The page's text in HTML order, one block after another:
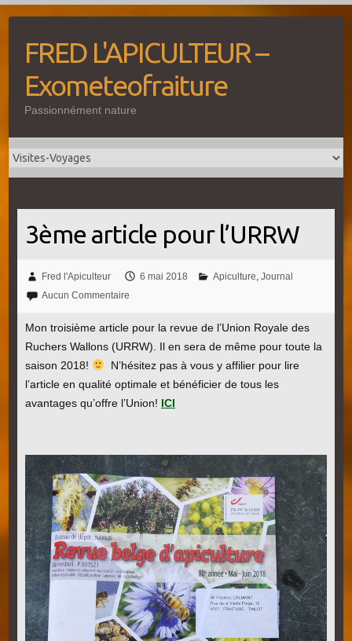
contentFRED L'APICULTEUR –
Exometeofraiture
Passionnément nature
3ème article pour l’URRW
Fred l'Apiculteur 6 mai 2018 Apiculture, Journal
Aucun Commentaire
Mon troisième article pour la revue de l’Union Royale des
Ruchers Wallons (URRW). Il en sera de même pour toute la
saison 2018!
N’hésitez pas à vous y affilier pour lire
l’article en qualité optimale et bénéficier de tous les
avantages qu’offre l’Union! ICI